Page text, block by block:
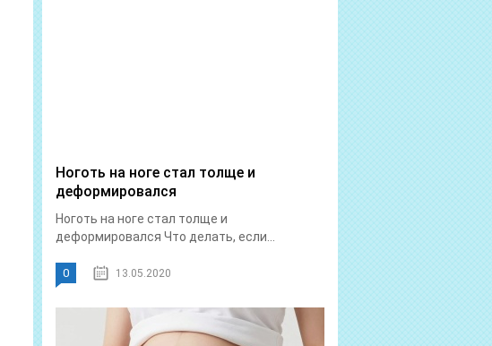
Ноготь на ноге стал толще и
деформировался
Ноготь на ноге стал толще и
деформировался Что делать, если...
0 13.05.2020